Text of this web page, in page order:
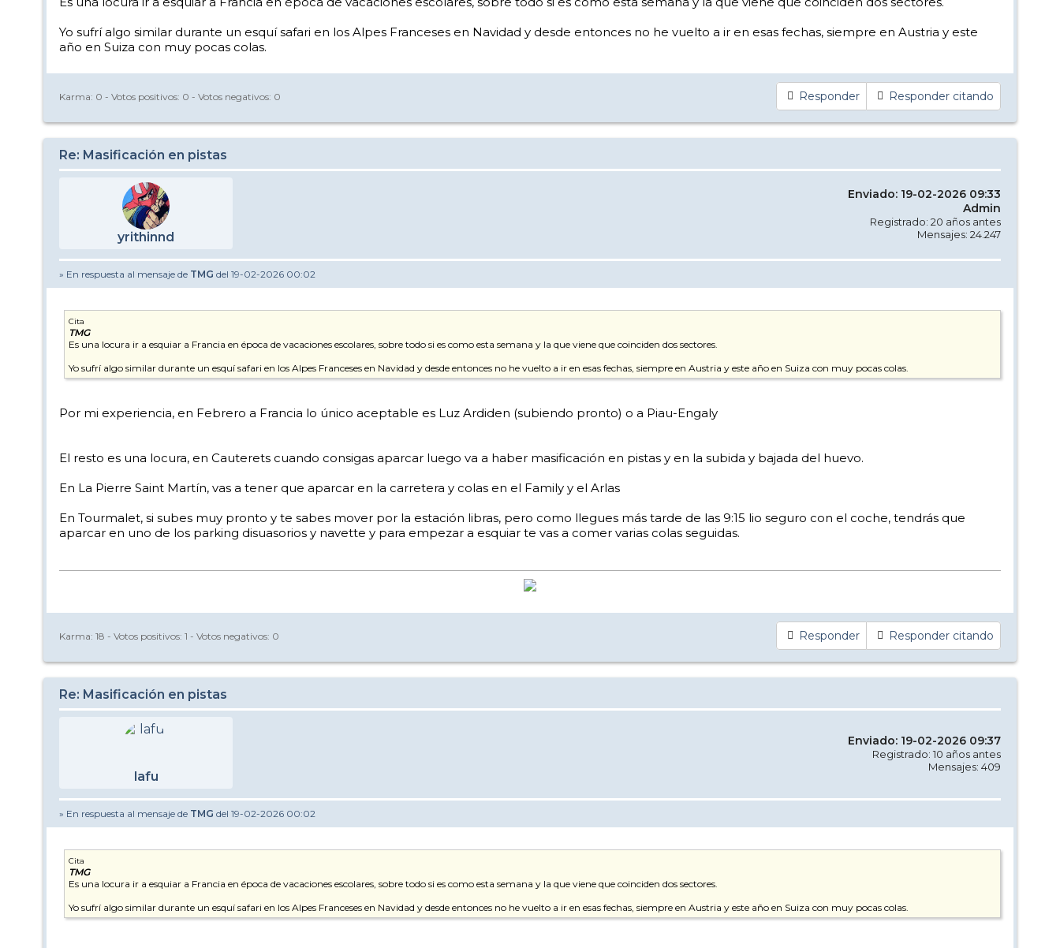
Yo sufrí algo similar durante un esquí safari en los Alpes Franceses en Navidad y desde entonces no he vuelto a ir en esas fechas, siempre en Austria y este
año en Suiza con muy pocas colas.
Responder Responder citando
Karma: 0 - Votos positivos: 0 - Votos negativos: 0
Re: Masificación en pistas
yrithinnd
Enviado: 19-02-2026 09:33
Admin
Registrado: 20 años antes
Mensajes: 24.247
» En respuesta al mensaje de TMG del 19-02-2026 00:02
Cita
TMG
Es una locura ir a esquiar a Francia en época de vacaciones escolares, sobre todo si es como esta semana y la que viene que coinciden dos sectores.
Yo sufrí algo similar durante un esquí safari en los Alpes Franceses en Navidad y desde entonces no he vuelto a ir en esas fechas, siempre en Austria y este año en Suiza con muy pocas colas.
Por mi experiencia, en Febrero a Francia lo único aceptable es Luz Ardiden (subiendo pronto) o a Piau-Engaly
El resto es una locura, en Cauterets cuando consigas aparcar luego va a haber masificación en pistas y en la subida y bajada del huevo.
En La Pierre Saint Martín, vas a tener que aparcar en la carretera y colas en el Family y el Arlas
En Tourmalet, si subes muy pronto y te sabes mover por la estación libras, pero como llegues más tarde de las 9:15 lio seguro con el coche, tendrás que
aparcar en uno de los parking disuasorios y navette y para empezar a esquiar te vas a comer varias colas seguidas.
Responder Responder citando
Karma: 18 - Votos positivos: 1 - Votos negativos: 0
Re: Masificación en pistas
lafu
Enviado: 19-02-2026 09:37
Registrado: 10 años antes
Mensajes: 409
» En respuesta al mensaje de TMG del 19-02-2026 00:02
Cita
TMG
Es una locura ir a esquiar a Francia en época de vacaciones escolares, sobre todo si es como esta semana y la que viene que coinciden dos sectores.
Yo sufrí algo similar durante un esquí safari en los Alpes Franceses en Navidad y desde entonces no he vuelto a ir en esas fechas, siempre en Austria y este año en Suiza con muy pocas colas.